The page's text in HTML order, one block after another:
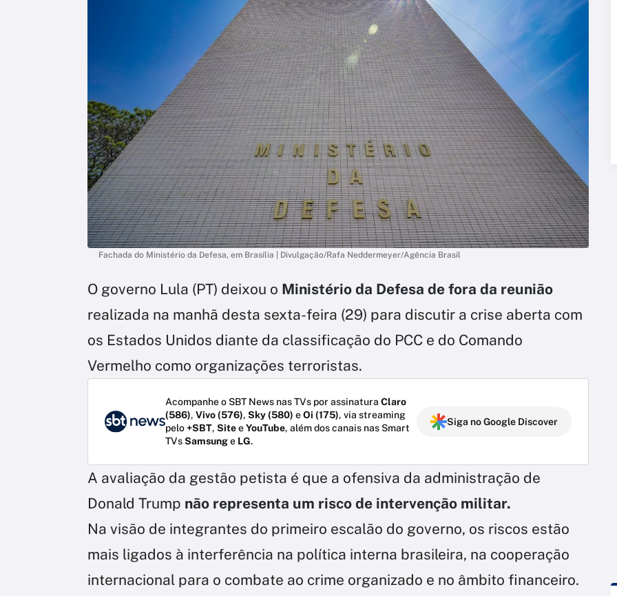
Fachada do Ministério da Defesa, em Brasília | Divulgação/Rafa Neddermeyer/Agência Brasil
O governo Lula (PT) deixou o Ministério da Defesa de fora da reunião
realizada na manhã desta sexta-feira (29) para discutir a crise aberta com
os Estados Unidos diante da classificação do PCC e do Comando
Vermelho como organizações terroristas.
Acompanhe o SBT News nas TVs por assinatura Claro
(586), Vivo (576), Sky (580) eOi (175), via streaming
pelo+SBT, SiteeYouTube, além dos canais nas Smart
TVsSamsunge LG.
Siga no Google Discover
A avaliação da gestão petista é que a ofensiva da administração de
Donald Trump não representa um risco de intervenção militar.
Na visão de integrantes do primeiro escalão do governo, os riscos estão
mais ligados à interferência na política interna brasileira, na cooperação
internacional para o combate ao crime organizado e no âmbito financeiro.